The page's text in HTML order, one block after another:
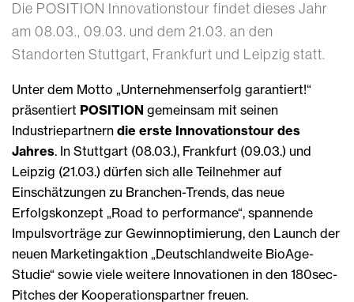
Die POSITION Innovationstour findet dieses Jahr
am 08.03., 09.03. und dem 21.03. an den
Standorten Stuttgart, Frankfurt und Leipzig statt.
Unter dem Motto „Unternehmenserfolg garantiert!“
präsentiert POSITION gemeinsam mit seinen
Industriepartnern die erste Innovationstour des
Jahres. In Stuttgart (08.03.), Frankfurt (09.03.) und
Leipzig (21.03.) dürfen sich alle Teilnehmer auf
Einschätzungen zu Branchen-Trends, das neue
Erfolgskonzept „Road to performance“, spannende
Impulsvorträge zur Gewinnoptimierung, den Launch der
neuen Marketingaktion „Deutschlandweite BioAge-
Studie“ sowie viele weitere Innovationen in den 180sec-
Pitches der Kooperationspartner freuen.